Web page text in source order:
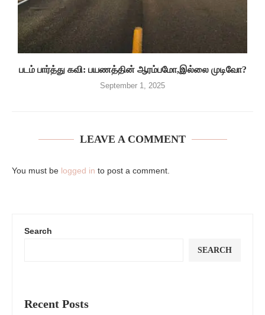
படம் பார்த்து கவி: பயணத்தின் ஆரம்பமோ,இல்லை முடிவோ?
September 1, 2025
LEAVE A COMMENT
You must be logged in to post a comment.
Search
SEARCH
Recent Posts